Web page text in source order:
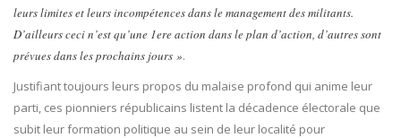
leurs limites et leurs incompétences dans le management des militants.
D’ailleurs ceci n’est qu’une 1ere action dans le plan d’action, d’autres sont
prévues dans les prochains jours ».
Justifiant toujours leurs propos du malaise profond qui anime leur
parti, ces pionniers républicains listent la décadence électorale que
subit leur formation politique au sein de leur localité pour